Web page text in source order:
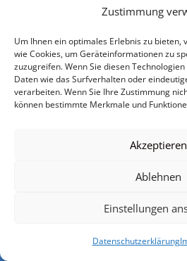
Zustimmung
Um Ihnen ein optimales Erlebnis zu bieten,
wie Cookies, um Geräteinformationen zu
zuzugreifen. Wenn Sie diesen
Daten wie das Surfverhalten oder
verarbeiten. Wenn Sie Ihre Zustimmung
können bestimmte Merkmale und
Akzeptieren
Ablehnen
Einstellungen
Datenschutzerklärung
Impressum
Einwilligung
© VSP Software